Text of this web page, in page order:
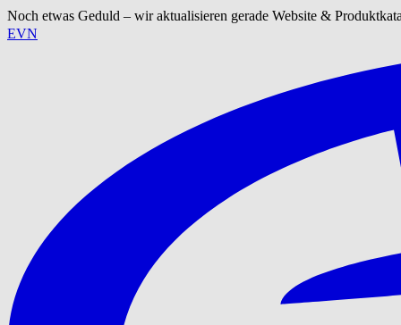
Noch etwas Geduld – wir aktualisieren gerade Website &
EVN